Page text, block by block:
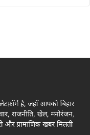
है, जहाँ आपको बिहार
राजनीति, खेल, मनोरंजन,
और प्रामाणिक खबर मिलती